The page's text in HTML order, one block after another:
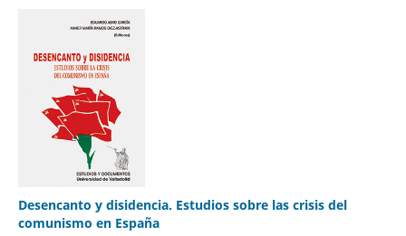
Desencanto y disidencia. Estudios sobre las crisis del
comunismo en España